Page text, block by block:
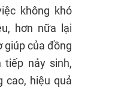
không khó
hơn nữa lại
giúp của đồng
tiếp nảy sinh,
cao, hiệu quả